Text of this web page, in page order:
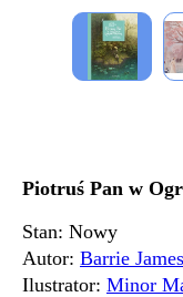
Piotruś Pan w
Stan: Nowy
Autor: Barrie
Ilustrator: Minor